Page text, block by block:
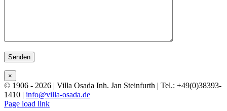
Bitte lasse dieses Feld leer.
×
© 1906 - 2026 | Villa Osada Inh. Jan Steinfurth | Tel.: +49(0)38393-
1410 | info@villa-osada.de
Facebook
X
Instagram
Page load link